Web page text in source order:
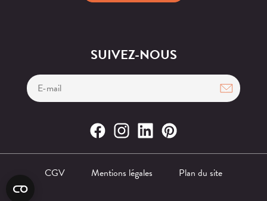
SUIVEZ-NOUS
CGV Mentions légales Plan du site